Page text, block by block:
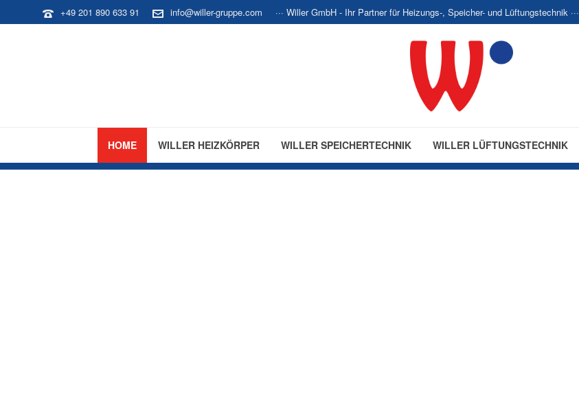
+49 201 890 633 91 info@willer-gruppe.com ··· Willer GmbH - Ihr Partner für Heizungs-, Speicher- und Lüftungstechnik ···
HOME WILLER HEIZKÖRPER WILLER SPEICHERTECHNIK WILLER LÜFTUNGSTECHNIK